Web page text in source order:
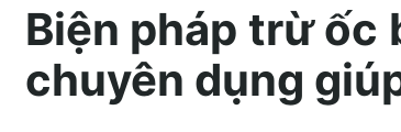
Biện pháp trừ ốc
chuyên dụng